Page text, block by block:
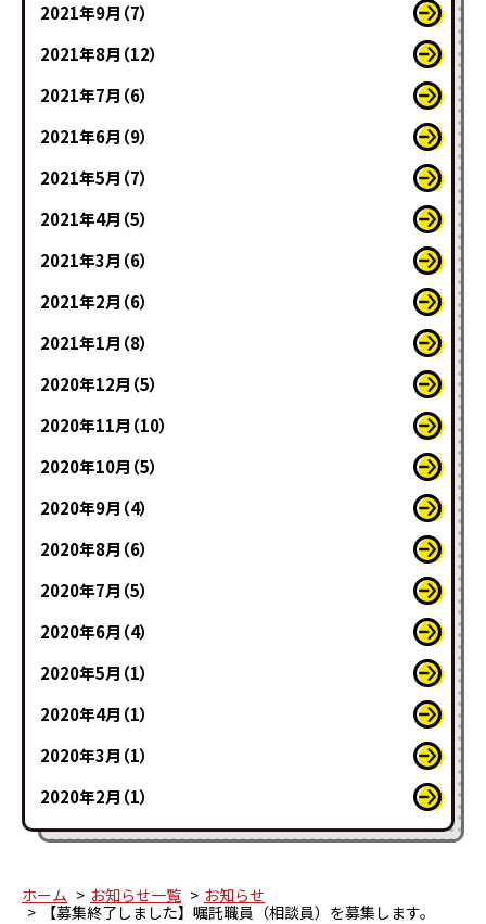
2021年9月（7）
2021年8月（12）
2021年7月（6）
2021年6月（9）
2021年5月（7）
2021年4月（5）
2021年3月（6）
2021年2月（6）
2021年1月（8）
2020年12月（5）
2020年11月（10）
2020年10月（5）
2020年9月（4）
2020年8月（6）
2020年7月（5）
2020年6月（4）
2020年5月（1）
2020年4月（1）
2020年3月（1）
2020年2月（1）
ホーム お知らせ一覧
お知らせ
【募集終了しました】嘱託職員（相談員）を募集します。